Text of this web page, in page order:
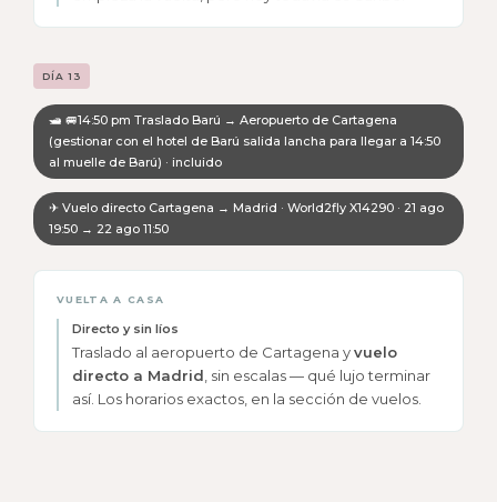
DÍA 13
🛥 🚐14:50 pm Traslado Barú → Aeropuerto de Cartagena
(gestionar con el hotel de Barú salida lancha para llegar a 14:50
al muelle de Barú) · incluido
✈ Vuelo directo Cartagena → Madrid · World2fly X14290 · 21 ago
19:50 → 22 ago 11:50
VUELTA A CASA
Directo y sin líos
Traslado al aeropuerto de Cartagena yvuelo
directo a Madrid , sin escalas — qué lujo terminar
así. Los horarios exactos, en la sección de vuelos.